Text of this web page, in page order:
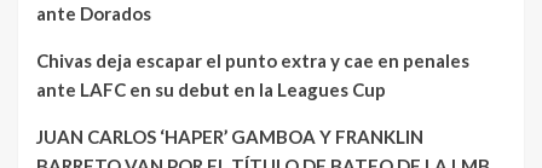
ante Dorados
Chivas deja escapar el punto extra y cae en penales
ante LAFC en su debut en la Leagues Cup
JUAN CARLOS ‘HAPER’ GAMBOA Y FRANKLIN